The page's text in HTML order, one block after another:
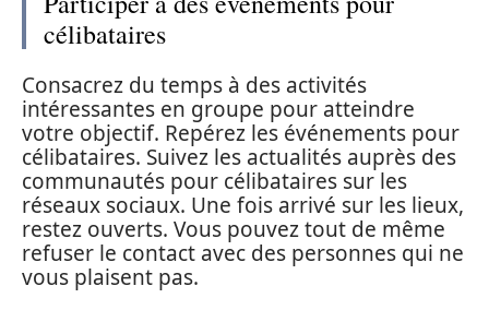
célibataires
Consacrez du temps à des activités
intéressantes en groupe pour atteindre
votre objectif. Repérez les événements pour
célibataires. Suivez les actualités auprès des
communautés pour célibataires sur les
réseaux sociaux. Une fois arrivé sur les lieux,
restez ouverts. Vous pouvez tout de même
refuser le contact avec des personnes qui ne
vous plaisent pas.